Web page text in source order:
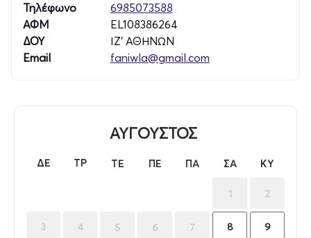
Τηλέφωνο
6985073588
ΑΦΜ
EL108386264
ΔΟΥ
ΙΖ' ΑΘΗΝΩΝ
Email
faniwla@gmail.com
ΑΥΓΟΥΣΤΟΣ
ΔΕ ΤΡ ΤΕ ΠΕ ΠΑ ΣΑ ΚΥ
1 2
3 4 5 6 7 8 9